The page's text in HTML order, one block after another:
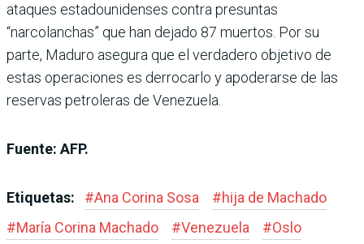
ataques estadounidenses contra presuntas
“narcolanchas” que han dejado 87 muertos. Por su
parte, Maduro asegura que el verdadero objetivo de
estas operaciones es derrocarlo y apoderarse de las
reservas petroleras de Venezuela.
Fuente: AFP.
Etiquetas: #Ana Corina Sosa #hija de Machado
#María Corina Machado #Venezuela #Oslo